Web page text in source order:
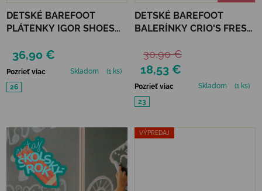
DETSKÉ BAREFOOT
PLÁTENKY IGOR SHOES
36,90 €
Pozrieť viac Skladom
(1 ks)
26
DETSKÉ BAREFOOT
BALERÍNKY CRIO'S FRESA
18,53 €
30,90 €
Pozrieť viac Skladom
(1 ks)
23
VÝPREDAJ